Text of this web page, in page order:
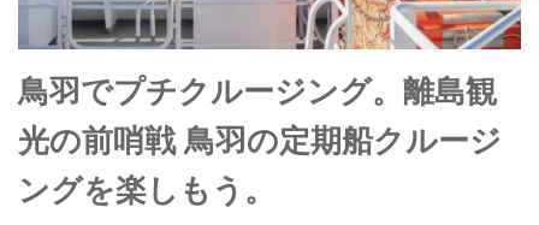
鳥羽でプチクルージング。離島観
光の前哨戦 鳥羽の定期船クルージ
ングを楽しもう。